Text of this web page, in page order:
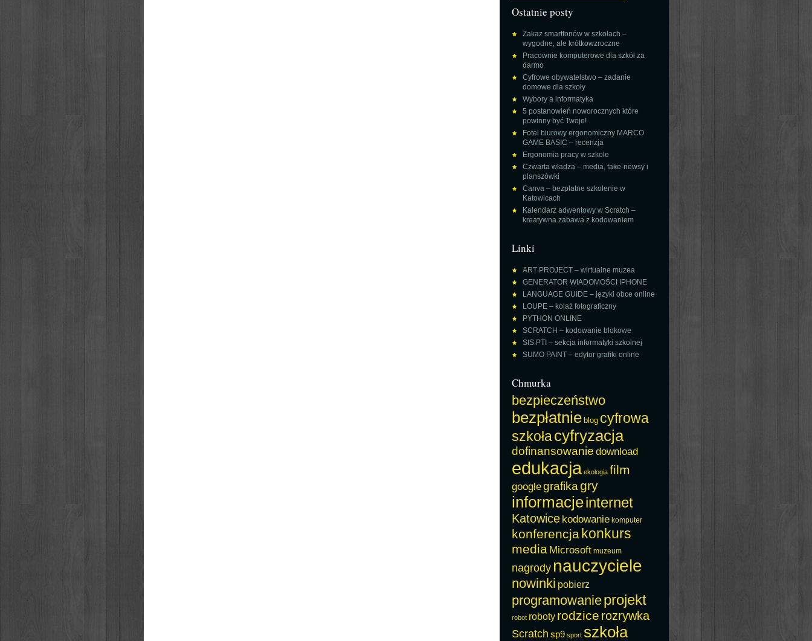
Ostatnie posty
Zakaz smartfonów w szkołach –
wygodne, ale krótkowzroczne
Pracownie komputerowe dla szkół za
darmo
Cyfrowe obywatelstwo – zadanie
domowe dla szkoły
Wybory a informatyka
5 postanowień noworocznych które
powinny być Twoje!
Fotel biurowy ergonomiczny MARCO
GAME BASIC – recenzja
Ergonomia pracy w szkole
Czwarta władza – media, fake-newsy i
planszówki
Canva – bezpłatne szkolenie w
Katowicach
Kalendarz adwentowy w Scratch –
kreatywna zabawa z kodowaniem
Linki
ART PROJECT – wirtualne muzea
GENERATOR WIADOMOŚCI IPHONE
LANGUAGE GUIDE – języki obce online
LOUPE – kolaż fotograficzny
PYTHON ONLINE
SCRATCH – kodowanie blokowe
SIS PTI – sekcja informatyki szkolnej
SUMO PAINT – edytor grafiki online
Chmurka
bezpieczeństwo
bezpłatnie blog cyfrowa
szkołacyfryzacja
dofinansowanie download
edukacja ekologia film
googlegrafikagry
informacjeinternet
Katowice kodowanie komputer
konferencjakonkurs
media Microsoft muzeum
nagrody nauczyciele
nowinki pobierz
programowanieprojekt
robot roboty rodzice rozrywka
Scratch sp9 sport szkoła